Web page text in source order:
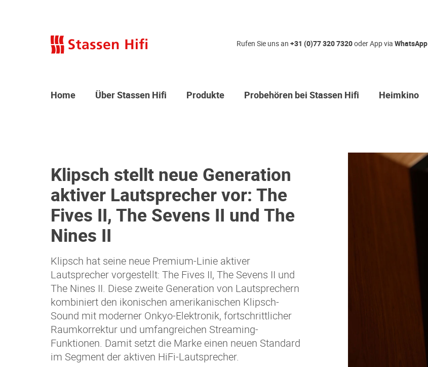
Rufen Sie uns an +31 (0)77 320 7320oder App via WhatsApp
Home Über Stassen Hifi Produkte Probehören bei Stassen Hifi Heimkino
Klipsch stellt neue Generation
aktiver Lautsprecher vor: The
Fives II, The Sevens II und The
Nines II
Klipsch hat seine neue Premium-Linie aktiver
Lautsprecher vorgestellt: The Fives II, The Sevens II und
The Nines II. Diese zweite Generation von Lautsprechern
kombiniert den ikonischen amerikanischen Klipsch-
Sound mit moderner Onkyo-Elektronik, fortschrittlicher
Raumkorrektur und umfangreichen Streaming-
Funktionen. Damit setzt die Marke einen neuen Standard
im Segment der aktiven HiFi-Lautsprecher.